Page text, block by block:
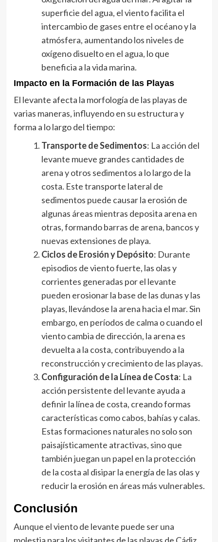
superficie del agua, el viento facilita el
intercambio de gases entre el océano y la
atmósfera, aumentando los niveles de
oxígeno disuelto en el agua, lo que
beneficia a la vida marina.
Impacto en la Formación de las Playas
El levante afecta la morfología de las playas de
varias maneras, influyendo en su estructura y
forma a lo largo del tiempo:
Transporte de Sedimentos: La acción del
levante mueve grandes cantidades de
arena y otros sedimentos a lo largo de la
costa. Este transporte lateral de
sedimentos puede causar la erosión de
algunas áreas mientras deposita arena en
otras, formando barras de arena, bancos y
nuevas extensiones de playa.
Ciclos de Erosión y Depósito: Durante
episodios de viento fuerte, las olas y
corrientes generadas por el levante
pueden erosionar la base de las dunas y las
playas, llevándose la arena hacia el mar. Sin
embargo, en períodos de calma o cuando el
viento cambia de dirección, la arena es
devuelta a la costa, contribuyendo a la
reconstrucción y crecimiento de las playas.
Configuración de la Línea de Costa: La
acción persistente del levante ayuda a
definir la línea de costa, creando formas
características como cabos, bahías y calas.
Estas formaciones naturales no solo son
paisajísticamente atractivas, sino que
también juegan un papel en la protección
de la costa al disipar la energía de las olas y
reducir la erosión en áreas más vulnerables.
Conclusión
Aunque el viento de levante puede ser una